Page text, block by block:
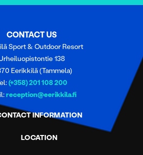
median ominaisuuksien
voivat yhdistää näitä
joita olet antanut heille tai joita on
heidän palvelujaan.
CONTACT US
Sport & Outdoor Resort
138
Eerikkilä (Tammela)
(+358) 201 108 200
reception@eerikkila.fi
INFORMATION
LOCATION